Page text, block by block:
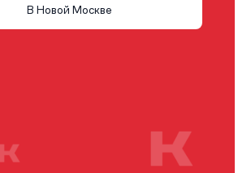
В Новой Москве